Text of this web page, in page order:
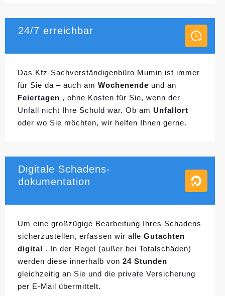
24/7 erreichbar
Das Kfz-Sachverständigenbüro Mumin ist immer
für Sie da – auch am Wochenende und an
Feiertagen , ohne Kosten für Sie, wenn der
Unfall nicht Ihre Schuld war. Ob am Unfallort
oder wo Sie möchten, wir helfen Ihnen gerne.
Digitale Schadens-
dokumentation
Um eine großzügige Bearbeitung Ihres Schadens
sicherzustellen, erfassen wir alle Gutachten
digital . In der Regel (außer bei Totalschäden)
werden diese innerhalb von 24 Stunden
gleichzeitig an Sie und die private Versicherung
per E-Mail übermittelt.